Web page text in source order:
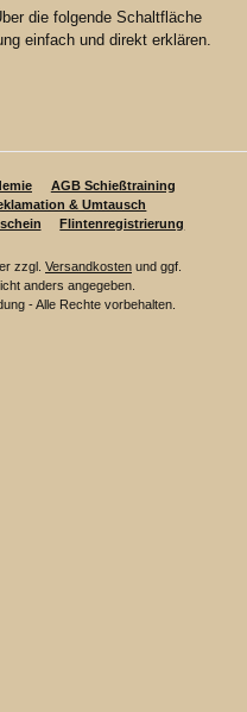
die folgende Schaltfläche
einfach und direkt erklären.
AGB Schießtraining
& Umtausch
Flintenregistrierung
zzgl. Versandkosten und ggf.
anders angegeben.
- Alle Rechte vorbehalten.